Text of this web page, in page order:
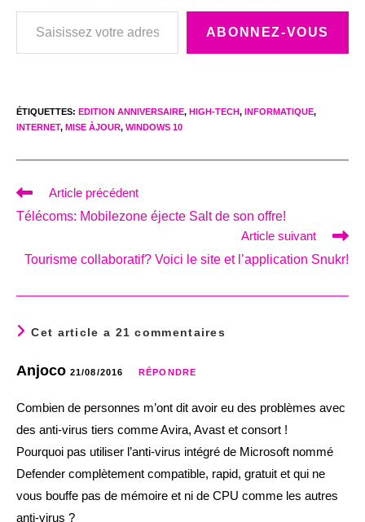
Saisissez votre adresse e-mail…
ABONNEZ-VOUS
ÉTIQUETTES: EDITION ANNIVERSAIRE, HIGH-TECH, INFORMATIQUE,
INTERNET, MISE ÀJOUR, WINDOWS 10
Read
articles
Article précédent
Télécoms: Mobilezone éjecte Salt de son offre!
Article suivant
Tourisme collaboratif? Voici le site et l’application Snukr!
Cet article a 21 commentaires
Anjoco 21/08/2016 RÉPONDRE
Combien de personnes m’ont dit avoir eu des problèmes avec
des anti-virus tiers comme Avira, Avast et consort !
Pourquoi pas utiliser l’anti-virus intégré de Microsoft nommé
Defender complètement compatible, rapid, gratuit et qui ne
vous bouffe pas de mémoire et ni de CPU comme les autres
anti-virus ?